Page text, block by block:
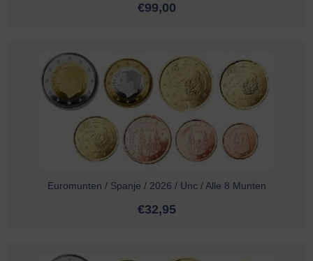
€99,00
Euromunten / Spanje / 2026 / Unc / Alle 8 Munten
€32,95